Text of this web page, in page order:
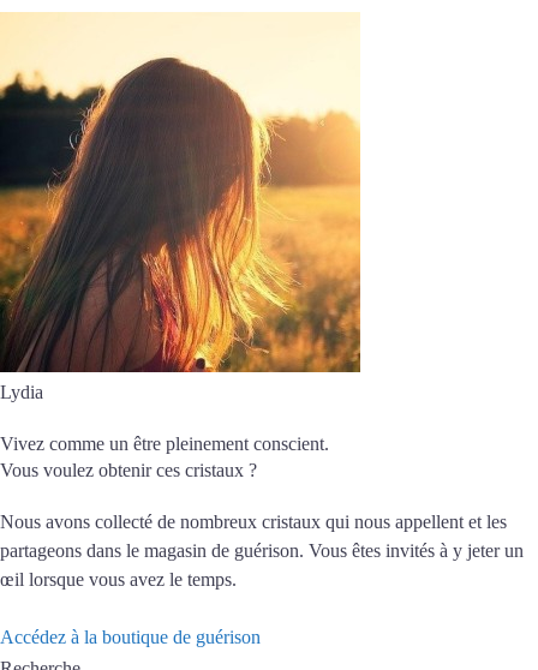
Lydia
Vivez comme un être pleinement conscient.
Vous voulez obtenir ces cristaux ?
Nous avons collecté de nombreux cristaux qui nous appellent et les
partageons dans le magasin de guérison. Vous êtes invités à y jeter un
œil lorsque vous avez le temps.
Accédez à la boutique de guérison